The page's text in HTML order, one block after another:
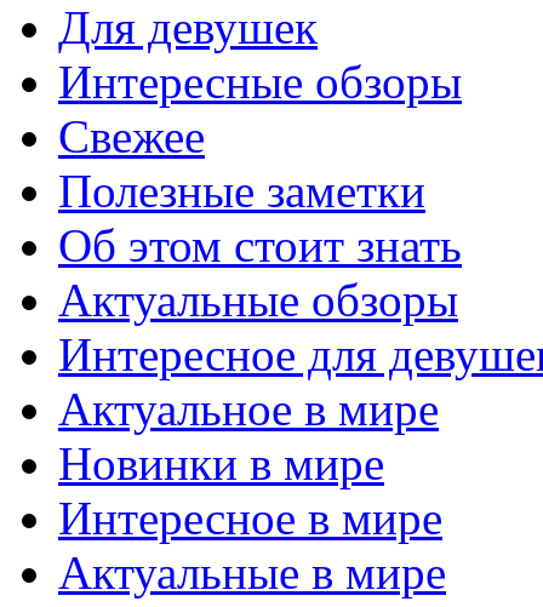
Для девушек
Интересные обзоры
Свежее
Полезные заметки
Об этом стоит знать
Актуальные обзоры
Интересное для
Актуальное в мире
Новинки в мире
Интересное в мире
Актуальные в мире